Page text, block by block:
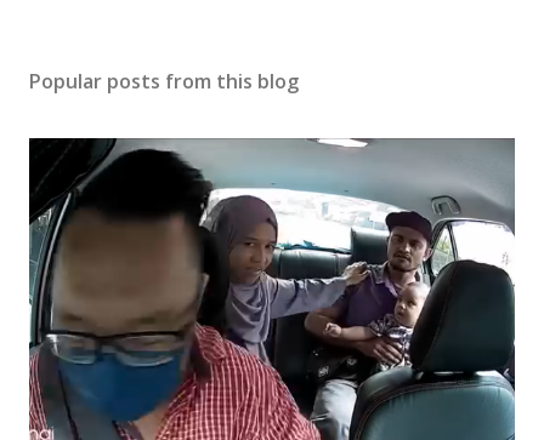
Popular posts from this blog